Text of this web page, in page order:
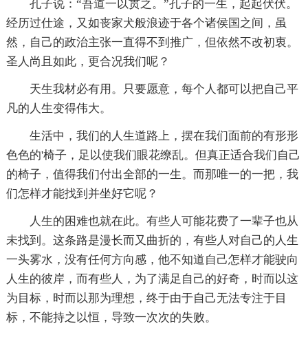
孔子说：“吾道一以贯之。”孔子的一生，起起伏伏。
经历过仕途，又如丧家犬般浪迹于各个诸侯国之间，虽
然，自己的政治主张一直得不到推广，但依然不改初衷。
圣人尚且如此，更合况我们呢？
天生我材必有用。只要愿意，每个人都可以把自己平
凡的人生变得伟大。
生活中，我们的人生道路上，摆在我们面前的有形形
色色的'椅子，足以使我们眼花缭乱。但真正适合我们自己
的椅子，值得我们付出全部的一生。而那唯一的一把，我
们怎样才能找到并坐好它呢？
人生的困难也就在此。有些人可能花费了一辈子也从
未找到。这条路是漫长而又曲折的，有些人对自己的人生
一头雾水，没有任何方向感，他不知道自己怎样才能驶向
人生的彼岸，而有些人，为了满足自己的好奇，时而以这
为目标，时而以那为理想，终于由于自己无法专注于目
标，不能持之以恒，导致一次次的失败。